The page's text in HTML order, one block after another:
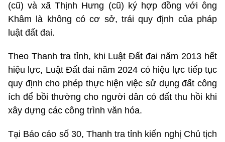
(cũ) và xã Thịnh Hưng (cũ) ký hợp đồng với ông
Khâm là không có cơ sở, trái quy định của pháp
luật đất đai.
Theo Thanh tra tỉnh, khi Luật Đất đai năm 2013 hết
hiệu lực, Luật Đất đai năm 2024 có hiệu lực tiếp tục
quy định cho phép thực hiện việc sử dụng đất công
ích để bồi thường cho người dân có đất thu hồi khi
xây dựng các công trình văn hóa.
Tại Báo cáo số 30, Thanh tra tỉnh kiến nghị Chủ tịch